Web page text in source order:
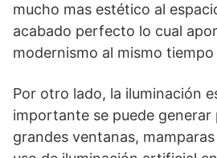
mucho mas estético al
acabado perfecto lo cual
modernismo al mismo tiempo
Por otro lado, la iluminación
importante se puede generar
grandes ventanas,